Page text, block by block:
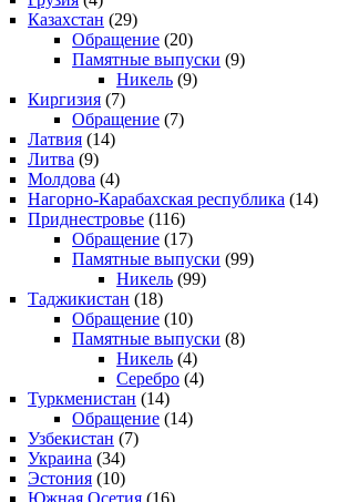
Казахстан (29)
Обращение (20)
Памятные выпуски (9)
Никель (9)
Киргизия (7)
Обращение (7)
Латвия (14)
Литва (9)
Молдова (4)
Нагорно-Карабахская республика (14)
Приднестровье (116)
Обращение (17)
Памятные выпуски (99)
Никель (99)
Таджикистан (18)
Обращение (10)
Памятные выпуски (8)
Никель (4)
Серебро (4)
Туркменистан (14)
Обращение (14)
Узбекистан (7)
Украина (34)
Эстония (10)
Южная Осетия (16)